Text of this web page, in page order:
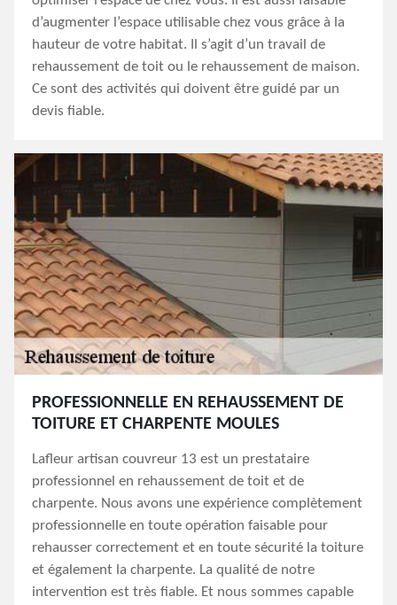
d’augmenter l’espace utilisable chez vous grâce à la
hauteur de votre habitat. Il s’agit d’un travail de
rehaussement de toit ou le rehaussement de maison.
Ce sont des activités qui doivent être guidé par un
devis fiable.
PROFESSIONNELLE EN REHAUSSEMENT DE
TOITURE ET CHARPENTE MOULES
Lafleur artisan couvreur 13 est un prestataire
professionnel en rehaussement de toit et de
charpente. Nous avons une expérience complètement
professionnelle en toute opération faisable pour
rehausser correctement et en toute sécurité la toiture
et également la charpente. La qualité de notre
intervention est très fiable. Et nous sommes capable